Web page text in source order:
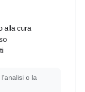
alla cura
o la